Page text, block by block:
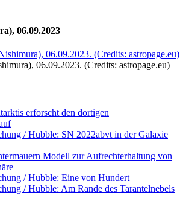
06.09.2023
06.09.2023. (Credits: astropage.eu)
erforscht den dortigen
/ Hubble: SN 2022abvt in der Galaxie
Modell zur Aufrechterhaltung von
/ Hubble: Eine von Hundert
/ Hubble: Am Rande des Tarantelnebels